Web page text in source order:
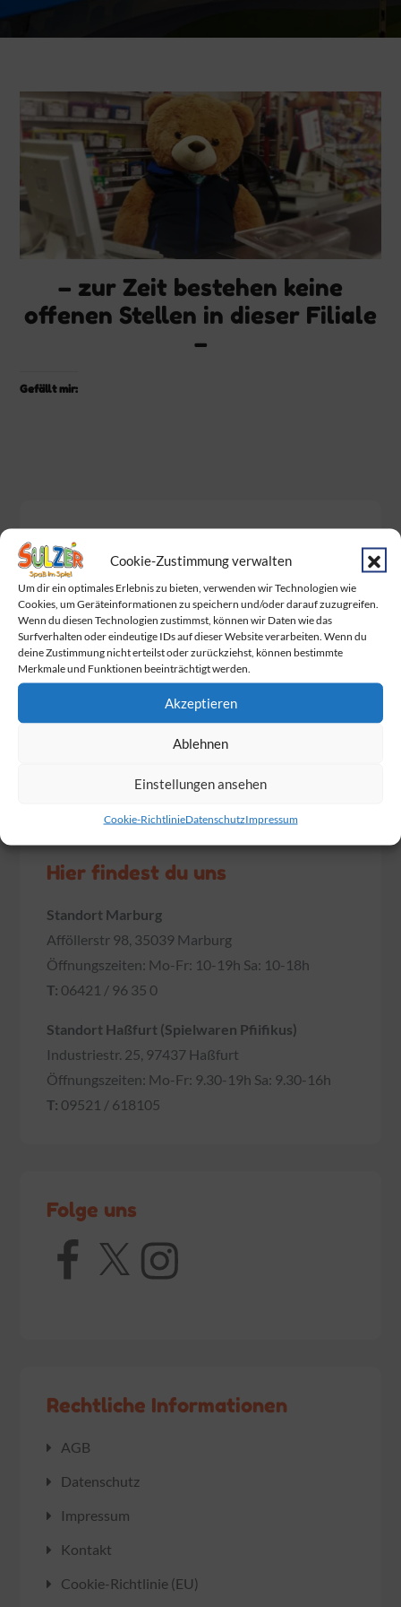
Cookie-Zustimmung verwalten
Um dir ein optimales Erlebnis zu bieten, verwenden wir Technologien wie
Cookies, um Geräteinformationen zu speichern und/oder darauf zuzugreifen.
Wenn du diesen Technologien zustimmst, können wir Daten wie das
Surfverhalten oder eindeutige IDs auf dieser Website verarbeiten. Wenn du
deine Zustimmung nicht erteilst oder zurückziehst, können bestimmte
Merkmale und Funktionen beeinträchtigt werden.
Akzeptieren
Ablehnen
Einstellungen ansehen
Cookie-RichtlinieDatenschutzImpressum
– zur Zeit bestehen keine
offenen Stellen in dieser Filiale
–
Gefällt mir:
Neueste Beiträge
Baby Born Fans aufgepasst!
Das Warten hat ein Ende. Endlich wurden
die Dumplings geliefert!
Am Sonntag ist Muttertag!
Wir feiern gemeinsam mit BabyOne den
Hier findest du uns
Standort Marburg
Afföllerstr 98, 35039 Marburg
Öffnungszeiten: Mo-Fr: 10-19h Sa: 10-18h
T: 06421 / 96 35 0
Standort Haßfurt (Spielwaren Pfiifikus)
Industriestr. 25, 97437 Haßfurt
Öffnungszeiten: Mo-Fr: 9.30-19h Sa: 9.30-16h
T: 09521 / 618105
Folge uns
Facebook
X Instagram
Rechtliche Informationen
AGB
Datenschutz
Impressum
Kontakt
Cookie-Richtlinie (EU)